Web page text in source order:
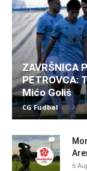
ZAVRŠNICA
PETROVCA:
Mićo Goliš
CG Fudbal - 6 Aug
6